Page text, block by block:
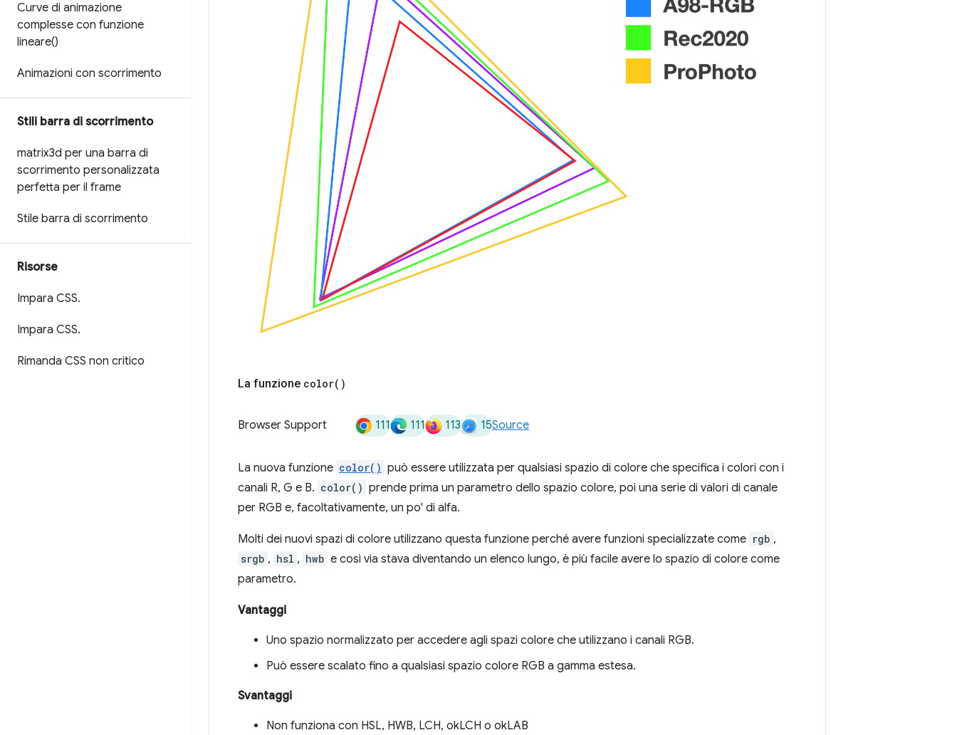
Curve di animazione
complesse con funzione
lineare()
Animazioni con scorrimento
Stili barra di scorrimento
matrix3d per una barra di
scorrimento personalizzata
perfetta per il frame
Stile barra di scorrimento
Risorse
Impara CSS.
Impara CSS.
Rimanda CSS non critico
La funzione color( )
Browser Support 111 111 113 15Source
La nuova funzione color() può essere utilizzata per qualsiasi spazio di colore che specifica i colori con i
canali R, G e B. color() prende prima un parametro dello spazio colore, poi una serie di valori di canale
per RGB e, facoltativamente, un po' di alfa.
Molti dei nuovi spazi di colore utilizzano questa funzione perché avere funzioni specializzate come rgb ,
srgb , hsl , hwb e così via stava diventando un elenco lungo, è più facile avere lo spazio di colore come
parametro.
Vantaggi
Uno spazio normalizzato per accedere agli spazi colore che utilizzano i canali RGB.
Può essere scalato fino a qualsiasi spazio colore RGB a gamma estesa.
Svantaggi
Non funziona con HSL, HWB, LCH, okLCH o okLAB